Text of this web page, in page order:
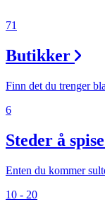
Magasin
Gavekort
71
Butikker
Finn det du trenger
6
Steder å
Enten du kommer
10 - 20